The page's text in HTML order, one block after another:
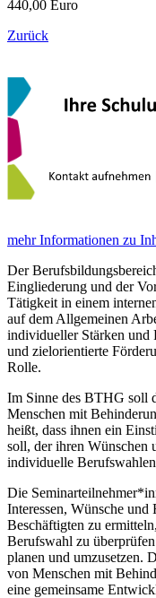
440,00 Euro
Zurück
mehr Informationen zu
Der
Eingliederung und der
Tätigkeit in einem
auf dem Allgemeinen
individueller Stärken und
und zielorientierte
Rolle.
Im Sinne des BTHG soll
Menschen mit
heißt, dass ihnen ein
soll, der ihren Wünschen
individuelle
Die
Interessen, Wünsche und
Beschäftigten zu
Berufswahl zu
planen und umzusetzen.
von Menschen mit
eine gemeinsame